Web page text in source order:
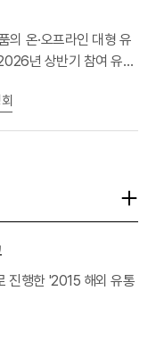
기업중앙회 소상공
아한형제들, 우체국쇼
참여 유통사별로 지원
수 > 2026년 하반기 온
청] 온·오프라